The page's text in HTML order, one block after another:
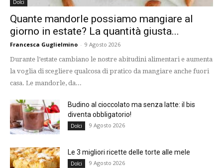
Dolci
Quante mandorle possiamo mangiare al
giorno in estate? La quantità giusta...
Francesca Guglielmino - 9 Agosto 2026
Durante l’estate cambiano le nostre abitudini alimentari e aumenta
la voglia di scegliere qualcosa di pratico da mangiare anche fuori
casa. Le mandorle, da...
Budino al cioccolato ma senza latte: il bis
diventa obbligatorio!
Dolci 9 Agosto 2026
Le 3 migliori ricette delle torte alle mele
Dolci 9 Agosto 2026